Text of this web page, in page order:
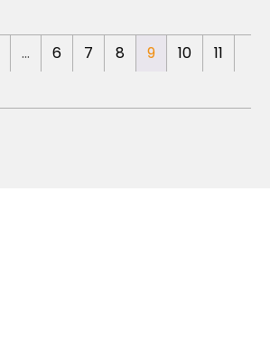
… 6 7 8 9 10
11